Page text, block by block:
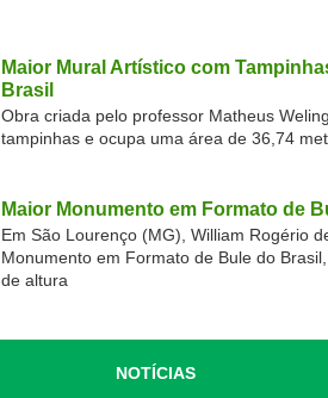
Maior Mural Artístico com
Brasil
Obra criada pelo professor Matheus
tampinhas e ocupa uma área de 36,74
Maior Monumento em Formato de
Em São Lourenço (MG), William Rogério
Monumento em Formato de Bule do
de altura
NOTÍCIAS